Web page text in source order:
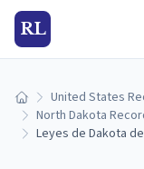
RL
Inicio United States
North Dakota